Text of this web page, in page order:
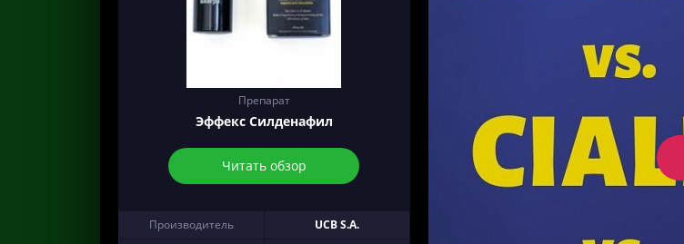
Препарат
Эффекс Силденафил
Читать обзор
Производитель
UCB S.A.